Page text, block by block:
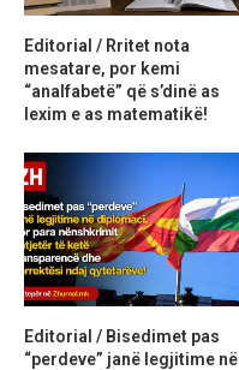
Editorial / Rritet nota
mesatare, por kemi
“analfabetë” që s’dinë as
lexim e as matematikë!
Editorial / Bisedimet pas
“perdeve” janë legjitime në